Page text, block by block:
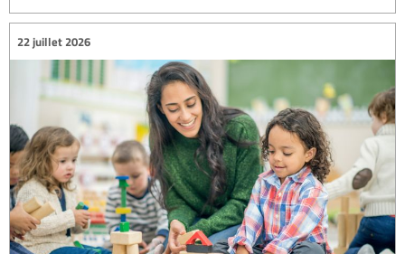
22 juillet 2026